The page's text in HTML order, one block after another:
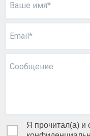
Ваше имя*
Email*
Сообщение
Я прочитал(а) и